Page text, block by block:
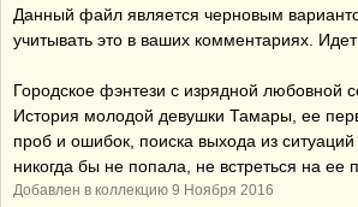
Данный файл является черновым
учитывать это в ваших комментариях. Идет
Городское фэнтези с изрядной любовной
История молодой девушки Тамары, ее
проб и ошибок, поиска выхода из
никогда бы не попала, не встреться на ее
Добавлен в коллекцию 9 Ноября 2016